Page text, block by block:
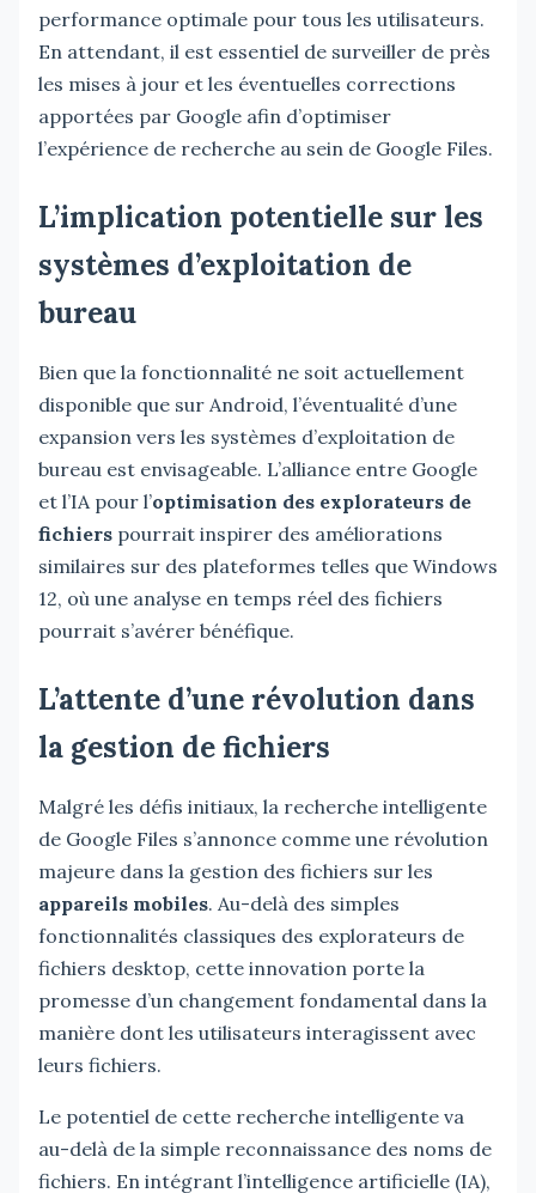
performance optimale pour tous les utilisateurs.
En attendant, il est essentiel de surveiller de près
les mises à jour et les éventuelles corrections
apportées par Google afin d’optimiser
l’expérience de recherche au sein de Google Files.
L’implication potentielle sur les
systèmes d’exploitation de
bureau
Bien que la fonctionnalité ne soit actuellement
disponible que sur Android, l’éventualité d’une
expansion vers les systèmes d’exploitation de
bureau est envisageable. L’alliance entre Google
et l’IA pour l’optimisation des explorateurs de
fichiers pourrait inspirer des améliorations
similaires sur des plateformes telles que Windows
12, où une analyse en temps réel des fichiers
pourrait s’avérer bénéfique.
L’attente d’une révolution dans
la gestion de fichiers
Malgré les défis initiaux, la recherche intelligente
de Google Files s’annonce comme une révolution
majeure dans la gestion des fichiers sur les
appareils mobiles. Au-delà des simples
fonctionnalités classiques des explorateurs de
fichiers desktop, cette innovation porte la
promesse d’un changement fondamental dans la
manière dont les utilisateurs interagissent avec
leurs fichiers.
Le potentiel de cette recherche intelligente va
au-delà de la simple reconnaissance des noms de
fichiers. En intégrant l’intelligence artificielle (IA),